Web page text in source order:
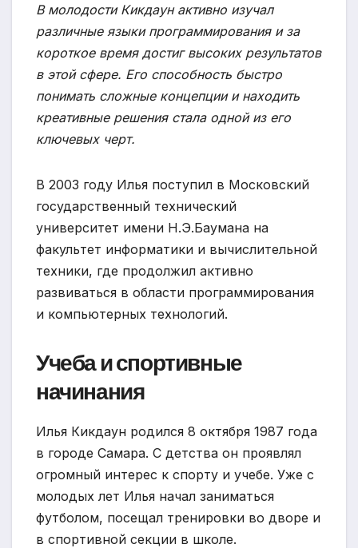
В молодости Кикдаун активно изучал
различные языки программирования и за
короткое время достиг высоких результатов
в этой сфере. Его способность быстро
понимать сложные концепции и находить
креативные решения стала одной из его
ключевых черт.
В 2003 году Илья поступил в Московский
государственный технический
университет имени Н.Э.Баумана на
факультет информатики и вычислительной
техники, где продолжил активно
развиваться в области программирования
и компьютерных технологий.
Учеба и спортивные
начинания
Илья Кикдаун родился 8 октября 1987 года
в городе Самара. С детства он проявлял
огромный интерес к спорту и учебе. Уже с
молодых лет Илья начал заниматься
футболом, посещал тренировки во дворе и
в спортивной секции в школе.